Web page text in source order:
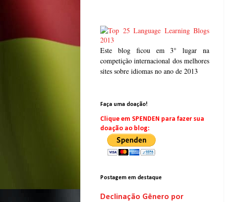
Este blog ficou em 3° lugar na
competição internacional dos melhores
sites sobre idiomas no ano de 2013
Faça uma doação!
Clique em SPENDEN para fazer sua
doação ao blog:
Postagem em destaque
Declinação Gênero por